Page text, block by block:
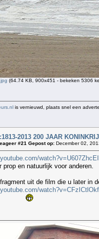
(64.74 KB, 900x451 - bekeken 5306
is vernieuwd, plaats snel een
2013 200 JAAR
#21 Gepost op: December 02,
prop en natuurlijk voor anderen.
uit de film die u later in